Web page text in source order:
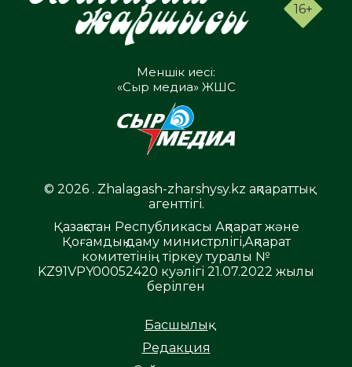
16+
Меншік иесі:
«Сыр медиа» ЖШС
© 2026 . Zhalagash-zharshysy.kz ақпараттық
агенттігі.
Қазақстан Республикасы Ақпарат және
Қоғамдық даму министрлігі,Ақпарат
комитетінің тіркеу туралы №
KZ91VPY00052420 куәлігі 21.07.2022 жылы
берілген
Басшылық
Редакция